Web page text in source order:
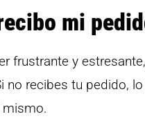
mi
frustrante y
no recibes tu pedido,